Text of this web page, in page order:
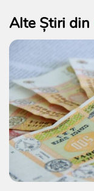
Alte Știri din